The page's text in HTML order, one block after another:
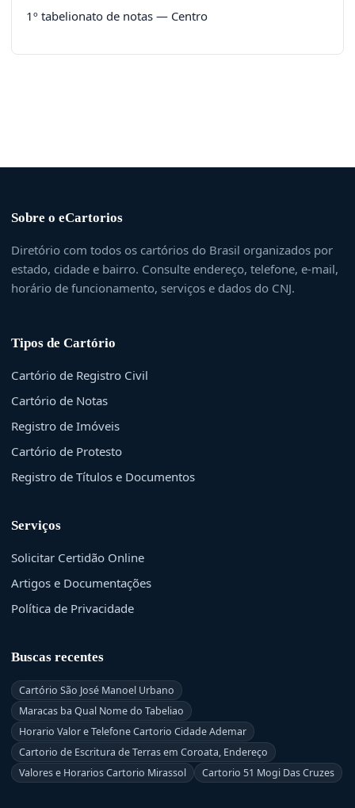
1º tabelionato de notas — Centro
Sobre o eCartorios
Diretório com todos os cartórios do Brasil organizados por
estado, cidade e bairro. Consulte endereço, telefone, e-mail,
horário de funcionamento, serviços e dados do CNJ.
Tipos de Cartório
Cartório de Registro Civil
Cartório de Notas
Registro de Imóveis
Cartório de Protesto
Registro de Títulos e Documentos
Serviços
Solicitar Certidão Online
Artigos e Documentações
Política de Privacidade
Buscas recentes
Cartório São José Manoel Urbano
Maracas ba Qual Nome do Tabeliao
Horario Valor e Telefone Cartorio Cidade Ademar
Cartorio de Escritura de Terras em Coroata, Endereço
Valores e Horarios Cartorio Mirassol
Cartorio 51 Mogi Das Cruzes